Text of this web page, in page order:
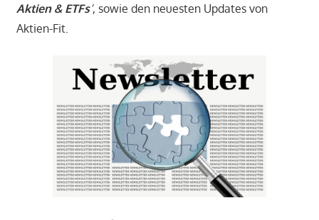
Aktien & ETFs‘, sowie den neuesten Updates von
Aktien-Fit.